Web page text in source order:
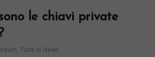
le chiavi private
,Tutte le News